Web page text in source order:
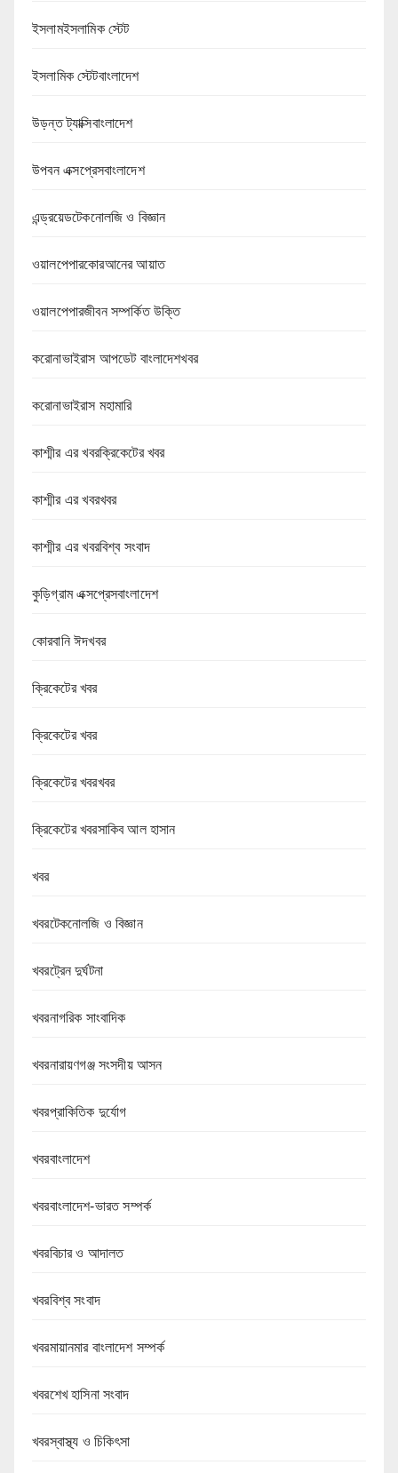
ইসলামইসলামিক স্টেট
ইসলামিক স্টেটবাংলাদেশ
উড়ন্ত ট্যাক্সিবাংলাদেশ
উপবন এক্সপ্রেসবাংলাদেশ
এন্ড্রয়েডটেকনোলজি ও বিজ্ঞান
ওয়ালপেপারকোরআনের আয়াত
ওয়ালপেপারজীবন সম্পর্কিত উক্তি
করোনাভাইরাস আপডেট বাংলাদেশখবর
করোনাভাইরাস মহামারি
কাশ্মীর এর খবরক্রিকেটের খবর
কাশ্মীর এর খবরখবর
কাশ্মীর এর খবরবিশ্ব সংবাদ
কুড়িগ্রাম এক্সপ্রেসবাংলাদেশ
কোরবানি ঈদখবর
ক্রিকেটের খবর
ক্রিকেটের খবর
ক্রিকেটের খবরখবর
ক্রিকেটের খবরসাকিব আল হাসান
খবর
খবরটেকনোলজি ও বিজ্ঞান
খবরট্রেন দুর্ঘটনা
খবরনাগরিক সাংবাদিক
খবরনারায়ণগঞ্জ সংসদীয় আসন
খবরপ্রাকিতিক দুর্যোগ
খবরবাংলাদেশ
খবরবাংলাদেশ-ভারত সম্পর্ক
খবরবিচার ও আদালত
খবরবিশ্ব সংবাদ
খবরমায়ানমার বাংলাদেশ সম্পর্ক
খবরশেখ হাসিনা সংবাদ
খবরস্বাস্থ্য ও চিকিৎসা